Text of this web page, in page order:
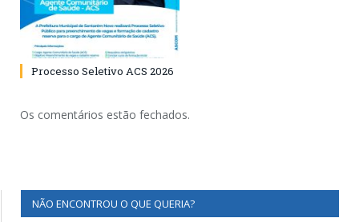
Processo Seletivo ACS 2026
Os comentários estão fechados.
NÃO ENCONTROU O QUE QUERIA?